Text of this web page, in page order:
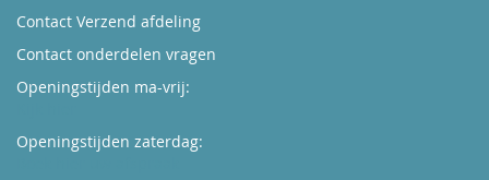
Contact Verzend afdeling
Contact onderdelen vragen
Openingstijden ma-vrij:
Openingstijden zaterdag: